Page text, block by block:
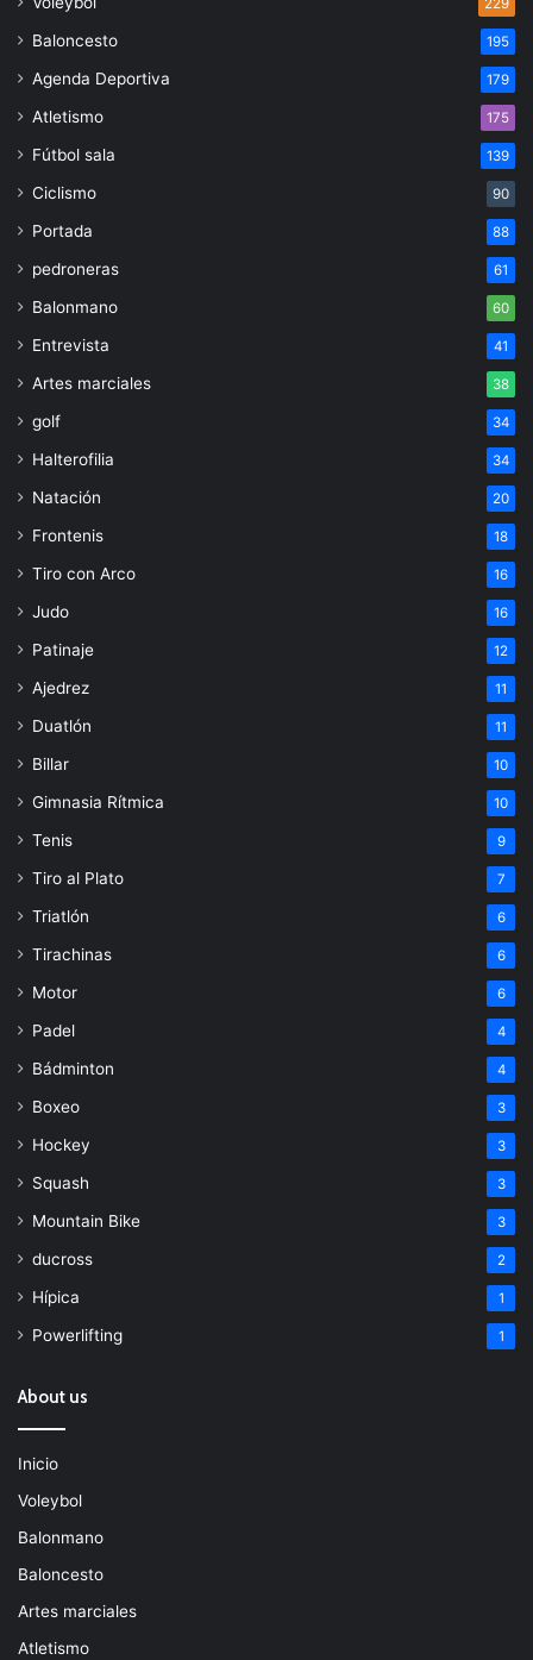
229
Baloncesto 195
Agenda Deportiva 179
Atletismo 175
Fútbol sala 139
Ciclismo 90
Portada 88
pedroneras 61
Balonmano 60
Entrevista 41
Artes marciales 38
golf 34
Halterofilia 34
Natación 20
Frontenis 18
Tiro con Arco 16
Judo 16
Patinaje 12
Ajedrez 11
Duatlón 11
Billar 10
Gimnasia Rítmica 10
Tenis 9
Tiro al Plato 7
Triatlón 6
Tirachinas 6
Motor 6
Padel 4
Bádminton 4
Boxeo 3
Hockey 3
Squash 3
Mountain Bike 3
ducross 2
Hípica 1
Powerlifting 1
About us
Inicio
Voleybol
Balonmano
Baloncesto
Artes marciales
Atletismo